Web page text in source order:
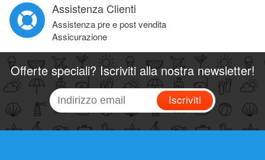
Assistenza Clienti
Assistenza pre e post vendita
Assicurazione
Offerte speciali? Iscriviti alla nostra newsletter!
Iscriviti